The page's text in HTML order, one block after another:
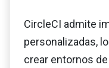
CircleCI admite
personalizadas,
crear entornos